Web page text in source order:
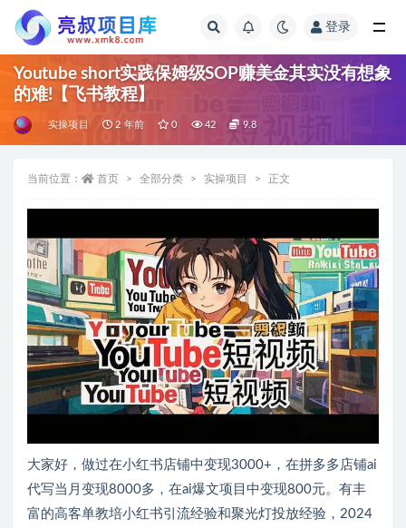
登录
Youtube short实践保姆级SOP赚美金其实没有想象
的难!【飞书教程】
实操项目 2 年前 0 42 9.8
当前位置： 首页 全部分类 实操项目 正文
大家好，做过在小红书店铺中变现3000+，在拼多多店铺ai
代写当月变现8000多，在ai爆文项目中变现800元。有丰
富的高客单教培小红书引流经验和聚光灯投放经验，2024